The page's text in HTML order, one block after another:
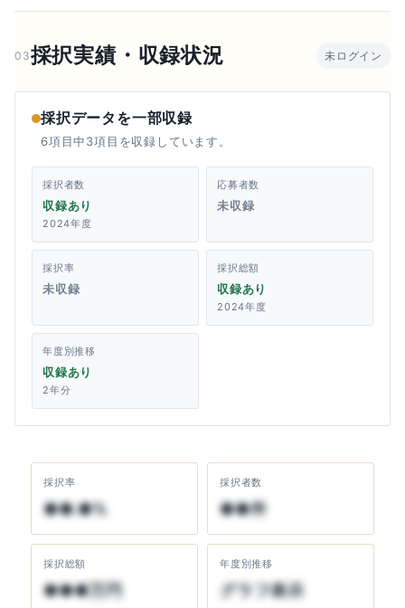
03採択実績・収録状況 未ログイン
採択データを一部収録
6項目中3項目を収録しています。
採択者数
収録あり
2024年度
応募者数
未収録
採択率
未収録
採択総額
収録あり
2024年度
年度別推移
収録あり
2年分
採択率
●●.●%
採択者数
●●件
採択総額
●●●万円
年度別推移
グラフ表示